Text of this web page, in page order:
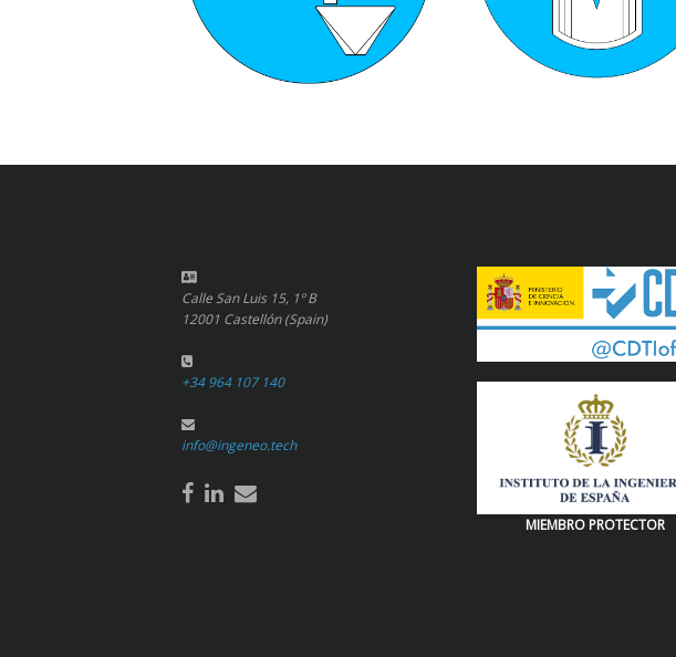
Calle San Luis 15, 1º B
12001 Castellón (Spain)
+34 964 107 140
info@ingeneo.tech
MIEMBRO PROTECTOR